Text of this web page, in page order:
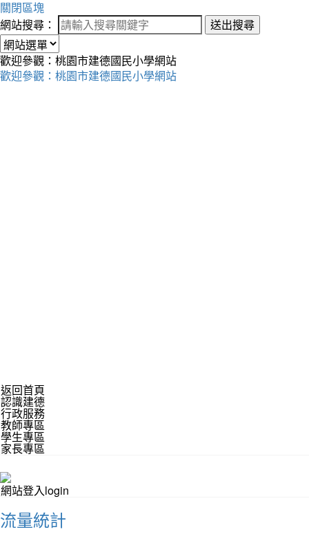
關閉區塊
網站搜尋：
送出搜尋
歡迎參觀：桃園市建德國民小學網站
歡迎參觀：桃園市建德國民小學網站
返回首頁
認識建德
行政服務
教師專區
學生專區
家長專區
網站登入login
流量統計